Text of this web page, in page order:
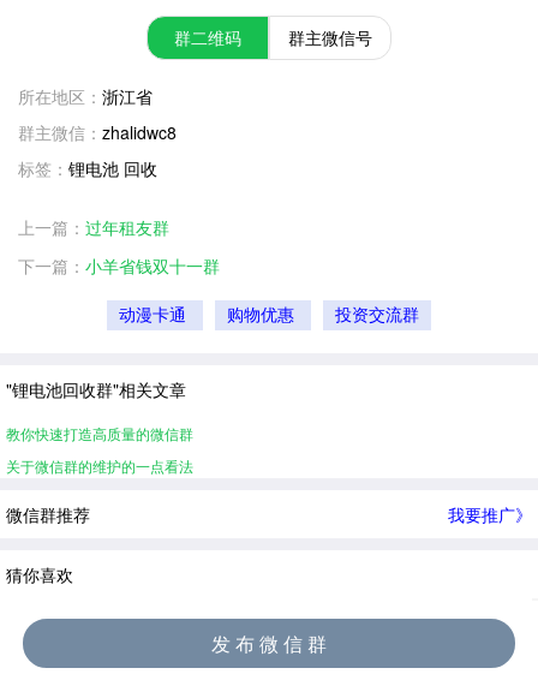
群二维码 群主微信号
所在地区： 浙江省
群主微信： zhalidwc8
标签： 锂电池 回收
上一篇： 过年租友群
下一篇： 小羊省钱双十一群
动漫卡通 购物优惠 投资交流群
"锂电池回收群"相关文章
教你快速打造高质量的微信群
关于微信群的维护的一点看法
微信群推荐 我要推广》
猜你喜欢
发 布 微 信 群